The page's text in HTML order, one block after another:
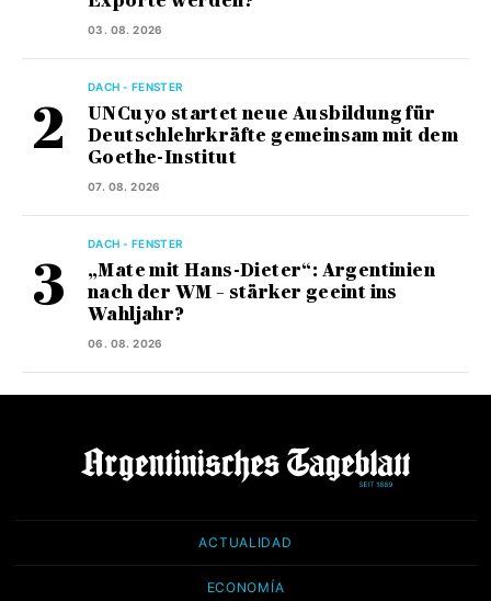
03. 08. 2026
DACH - FENSTER
UNCuyo startet neue Ausbildung für
Deutschlehrkräfte gemeinsam mit dem
Goethe-Institut
07. 08. 2026
DACH - FENSTER
„Mate mit Hans-Dieter“: Argentinien
nach der WM – stärker geeint ins
Wahljahr?
06. 08. 2026
ACTUALIDAD
ECONOMÍA